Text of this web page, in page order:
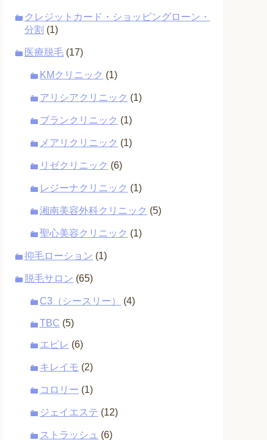
クレジットカード・ショッピングローン・
分割 (1)
医療脱毛 (17)
KMクリニック (1)
アリシアクリニック (1)
ブランクリニック (1)
メアリクリニック (1)
リゼクリニック (6)
レジーナクリニック (1)
湘南美容外科クリニック (5)
聖心美容クリニック (1)
抑毛ローション (1)
脱毛サロン (65)
C3（シースリー） (4)
TBC (5)
エピレ (6)
キレイモ (2)
コロリー (1)
ジェイエステ (12)
ストラッシュ (6)